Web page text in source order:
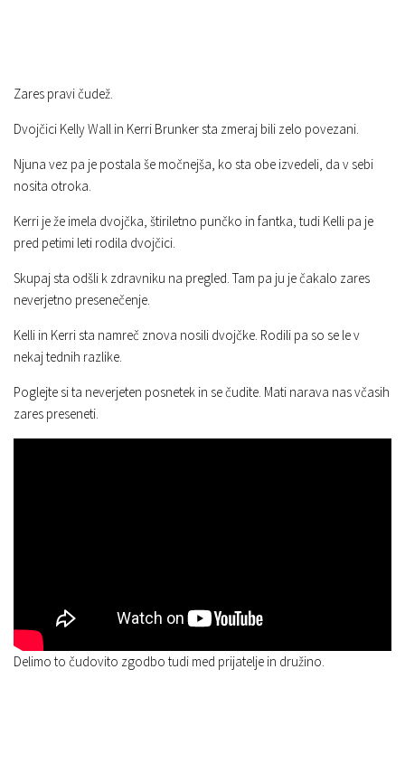
Zares pravi čudež.
Dvojčici Kelly Wall in Kerri Brunker sta zmeraj bili zelo povezani.
Njuna vez pa je postala še močnejša, ko sta obe izvedeli, da v sebi
nosita otroka.
Kerri je že imela dvojčka, štiriletno punčko in fantka, tudi Kelli pa je
pred petimi leti rodila dvojčici.
Skupaj sta odšli k zdravniku na pregled. Tam pa ju je čakalo zares
neverjetno presenečenje.
Kelli in Kerri sta namreč znova nosili dvojčke. Rodili pa so se le v
nekaj tednih razlike.
Poglejte si ta neverjeten posnetek in se čudite. Mati narava nas včasih
zares preseneti.
Delimo to čudovito zgodbo tudi med prijatelje in družino.